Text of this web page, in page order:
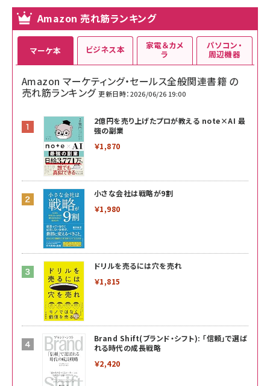
Amazon 売れ筋ランキング
マーケ本
Amazon マーケティング・セールス全般関連書籍 の
売れ筋ランキング 更新日時：2026/06/26 19:00
2億円を売り上げたプロが教える note×AI 最
強の副業
￥1,870
小さな会社は戦略が9割
￥1,980
ドリルを売るには穴を売れ
￥1,815
Brand Shift(ブランド・シフト): 「信頼」で選ば
れる時代の成長戦略
￥2,420
ビジネス本 家電＆カメ
ラ
パソコン・
周辺機器